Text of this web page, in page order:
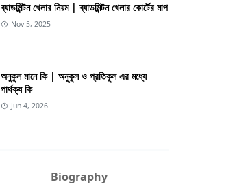
ব্যাডমিন্টন খেলার নিয়ম | ব্যাডমিন্টন খেলার কোর্টের মাপ
Nov 5, 2025
অনুকূল মানে কি | অনুকূল ও প্রতিকূল এর মধ্যে
পার্থক্য কি
Jun 4, 2026
Biography